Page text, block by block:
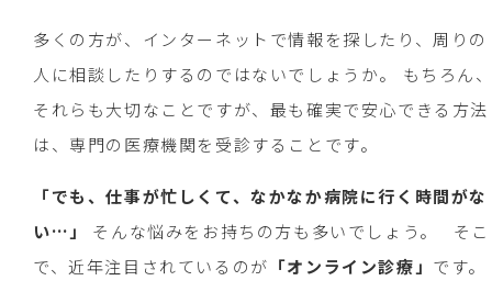
多くの方が、インターネットで情報を探したり、周りの
人に相談したりするのではないでしょうか。 もちろん
それらも大切なことですが、最も確実で安心できる方法
は、専門の医療機関を受診することです。
「でも、仕事が忙しくて、なかなか病院に行く時間がな
い…」
そんな悩みをお持ちの方も多いでしょう。 そこ
で、近年注目されているのが 「オンライン診療」 です。